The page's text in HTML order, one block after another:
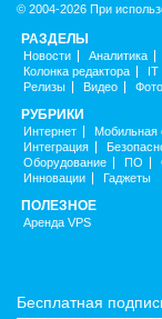
© 2004-2026 При
РАЗДЕЛЫ
Новости Аналитика
Колонка редактора
IT
Релизы
Видео
РУБРИКИ
Интернет Мобильная
Интеграция
Оборудование
ПО
Инновации
Гаджеты
ПОЛЕЗНОЕ
Аренда VPS
Бесплатная